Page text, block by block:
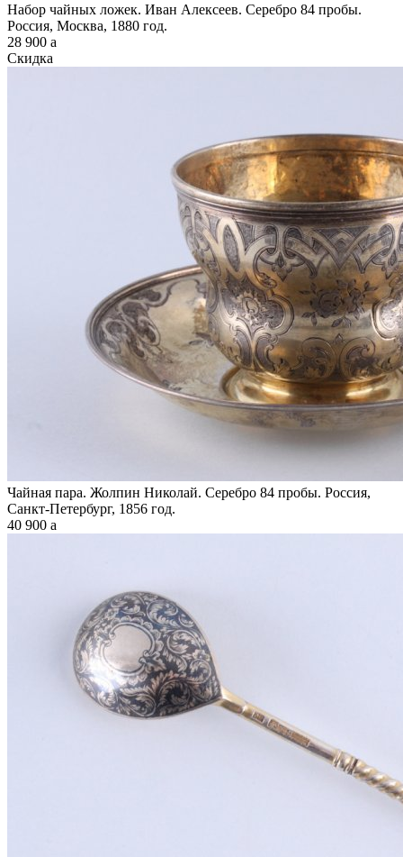
Набор чайных ложек. Иван Алексеев. Серебро 84 пробы.
Россия, Москва, 1880 год.
28 900 a
Скидка
Чайная пара. Жолпин Николай. Серебро 84 пробы. Россия,
Санкт-Петербург, 1856 год.
40 900 a